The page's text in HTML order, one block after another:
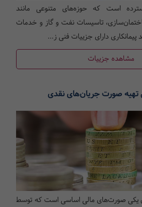
است که حوزه­‌های متنوعی مانند
تاسیسات نفت و گاز و خدمات
دارای جزییات فنی ز...
مشاهده جزییات
تهیه صورت جریان‌های نقدی
یکی صورت‌های مالی اساسی است که توسط